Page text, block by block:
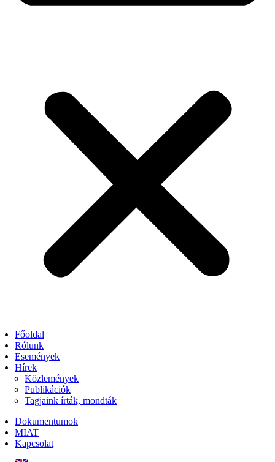
Főoldal
Rólunk
Események
Hírek
Közlemények
Publikációk
Tagjaink írták, mondták
Dokumentumok
MIAT
Kapcsolat